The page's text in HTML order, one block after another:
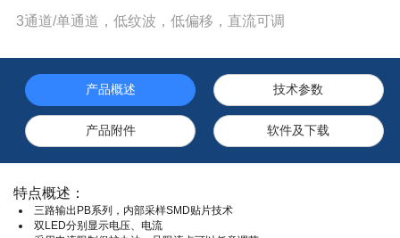
3通道/单通道，低纹波，低偏移，直流可调
产品概述 技术参数
产品附件 软件及下载
特点概述：
三路输出PB系列，内部采样SMD贴片技术
双LED分别显示电压、电流